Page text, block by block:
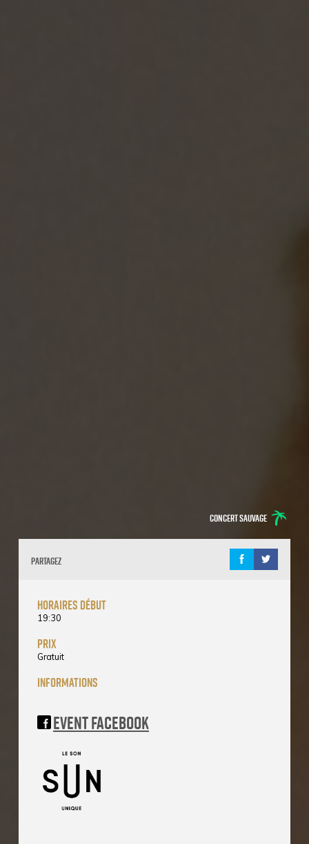
Concert sauvage
Partagez
horaires début
19:30
prix
Gratuit
informations
Event Facebook